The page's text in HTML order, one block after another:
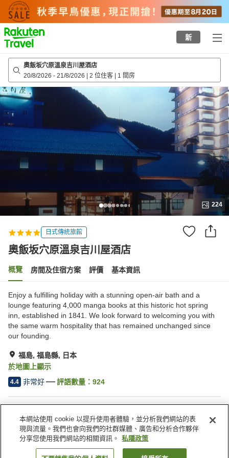
to
top
page
新
奧飯坂穴原溫泉吉川屋酒店
20/8/2026 - 21/8/2026 | 2 位住客 | 1 間房
224
日式傳統旅館
奧飯坂穴原溫泉吉川屋酒店
概覽 房間及住宿方案 評價 基本資訊
Enjoy a fulfilling holiday with a stunning open-air bath and a
lounge featuring 4,000 manga books at this historic hot spring
inn, established in 1841. We look forward to welcoming you with
the same warm hospitality that has remained unchanged since
our founding.
福島, 福島縣, 日本
於地圖上顯示
4.4 非常好 評語數量： 924
Wi-Fi
內有溫泉
桑拿
私人包場
本網站使用 cookie 以提升使用者體驗，並分析我們網站的表
現與流量。我們也會向我們的社群媒體、廣告和分析合作夥伴
分享您使用我們網站的相關資訊。
私隱政策